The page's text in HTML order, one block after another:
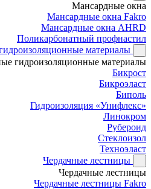
Мансардные окна
Мансардные окна Fakro
Мансардные окна AHRD
Поликарбонатный профнастил
материалы
гидроизоляционные материалы
Бикрост
Бикроэласт
Биполь
Гидроизоляция «Унифлекс»
Линокром
Рубероид
Стеклоизол
Техноэласт
Чердачные лестницы
Чердачные лестницы
Чердачные лестницы Fakro